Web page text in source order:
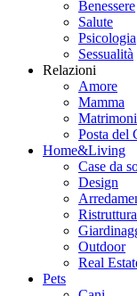
Benessere
Salute
Psicologia
Sessualità
Relazioni
Amore
Mamma
Posta del
Home&Living
Case da
Design
Outdoor
Real
Pets